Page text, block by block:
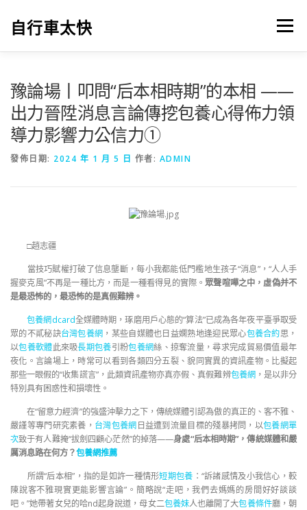
自行車太快 選單
豫論場丨叩問“后本相時期”的本相 ——
出力晉陞消息言論傳挖包養心得佈力領
導力影響力公信力①
發佈日期: 2024 年 1 月 5 日 作者: ADMIN
□趙志疆
當技巧賦權打破了信息壟斷，每小我都能低門檻地生孩子“消息”，“人人手
握麥克風”不再是一種比方，而是一種看得見的實際。眾聲喧嘩之中，虛偽并不
是最恐怖的，最恐怖的是真假難辨。
包養網dcard全媒體時期，琢磨用戶心態的“算法”已成為各年夜平臺爭取受
眾的不貳秘訣台灣包養網 ，某些自媒體也日益嫻熟地逢迎民眾心包養合約思，
以包養軟體此來吸長期包養引粉包養網絲、掠奪流量，尋求完成貿易價值最年
夜化。言論場上，時常可以看到各類四分五裂、貌同實異的資訊產物。比擬起
那些一眼假的“收集謊言”，此類資訊產物亦真亦假、真假難辨包養網，是以非分
特別具有困惑性和損壞性。
在“留意力經濟”的強盛沖擊力之下，傳統媒體引認為傲的真正的、客不雅、
嚴謹等專門研究素養， 台灣包養網日益遭到流量目標的殘暴拷問，以包養網單
次致于有人難掩“拔劍四顧心茫然”的掉落——身處“后本相時期”，傳統媒體和嚴
厲消息路在何方？包養網推薦
所謂“后本相”，指的是如許一種情形短期包養 ：“訴諸感情及小我信心，較
陳說客不雅現實更能影響言論”。簡略說“走吧，我們去媽媽的房間好好談談
吧。”她帶著女兒的哈nd起身說道，母女二包養妹人也離開了大包養條件廳，朝